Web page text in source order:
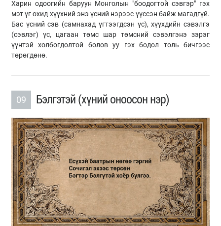
Харин одоогийн баруун Монголын "боодогтой сэвгэр" гэх
мэт үг охид хүүхний энэ үсний нэрээс үүссэн байж магадгүй.
Бас үсний сэв (самнахад үгтээгдсэн үс), хүүхдийн сэвэлгэ
(сэвлэг) үс, цагаан төмс шар төмсний сэвэлгэнэ зэрэг
үүнтэй холбогдолтой болов уу гэх бодол толь бичгээс
төрөгдөнө.
09 Бэлгэтэй (хүний оноосон нэр)